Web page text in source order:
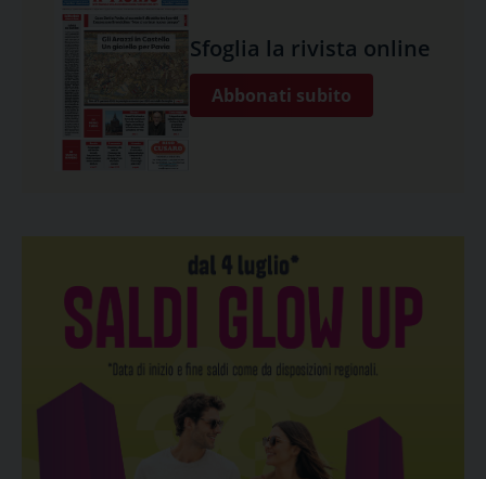
Sfoglia la rivista online
Abbonati subito